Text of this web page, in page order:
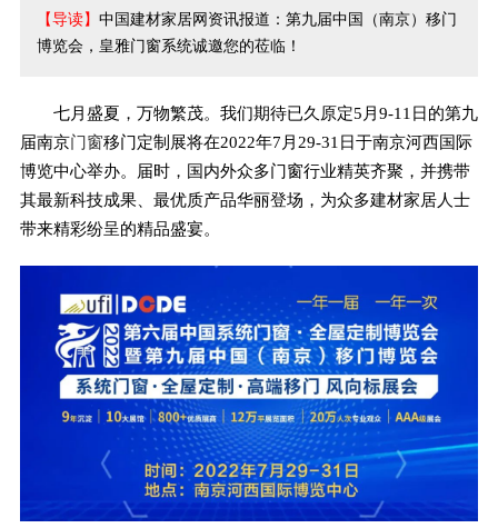
【导读】 中国建材家居网资讯报道：第九届中国（南京）移门
博览会，皇雅门窗系统诚邀您的莅临！
七月盛夏，万物繁茂。我们期待已久原定5月9-11日的第九
届南京门窗移门定制展将在2022年7月29-31日于南京河西国际
博览中心举办。届时，国内外众多门窗行业精英齐聚，并携带
其最新科技成果、最优质产品华丽登场，为众多建材家居人士
带来精彩纷呈的精品盛宴。